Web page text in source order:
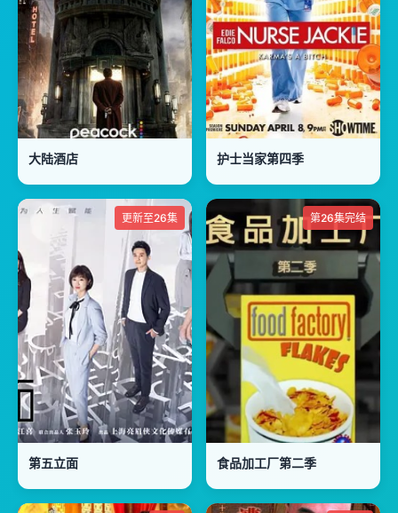
大陆酒店 护士当家第四季
更新至26集
第五立面
第26集完结
食品加工厂第二季